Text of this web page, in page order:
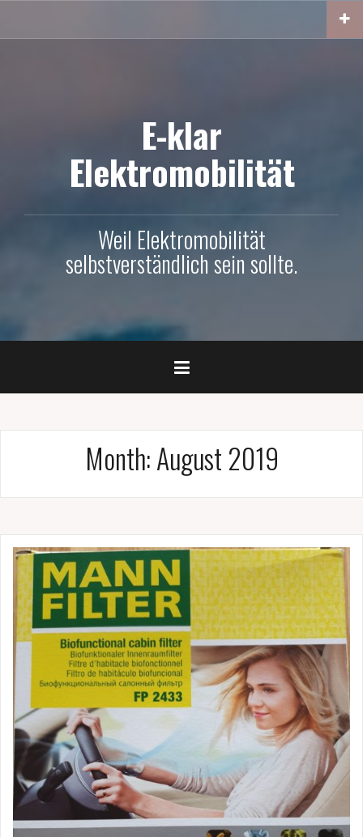
E-klar
Elektromobilität
Weil Elektromobilität
selbstverständlich sein sollte.
Month:August 2019